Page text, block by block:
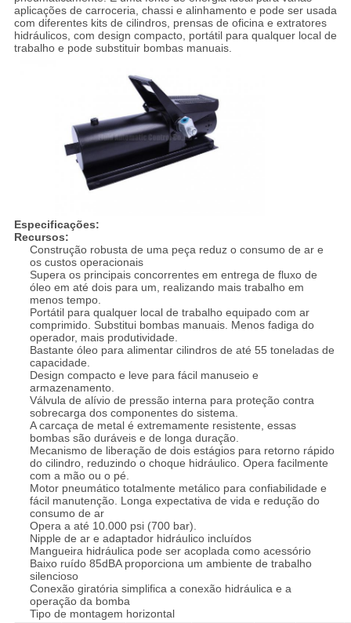
aplicações de carroceria, chassi e alinhamento e pode ser usada
com diferentes kits de cilindros, prensas de oficina e extratores
hidráulicos, com design compacto, portátil para qualquer local de
trabalho e pode substituir bombas manuais.
Especificações:
Recursos:
Construção robusta de uma peça reduz o consumo de ar e
os custos operacionais
Supera os principais concorrentes em entrega de fluxo de
óleo em até dois para um, realizando mais trabalho em
menos tempo.
Portátil para qualquer local de trabalho equipado com ar
comprimido. Substitui bombas manuais. Menos fadiga do
operador, mais produtividade.
Bastante óleo para alimentar cilindros de até 55 toneladas de
capacidade.
Design compacto e leve para fácil manuseio e
armazenamento.
Válvula de alívio de pressão interna para proteção contra
sobrecarga dos componentes do sistema.
A carcaça de metal é extremamente resistente, essas
bombas são duráveis e de longa duração.
Mecanismo de liberação de dois estágios para retorno rápido
do cilindro, reduzindo o choque hidráulico. Opera facilmente
com a mão ou o pé.
Motor pneumático totalmente metálico para confiabilidade e
fácil manutenção. Longa expectativa de vida e redução do
consumo de ar
Opera a até 10.000 psi (700 bar).
Nipple de ar e adaptador hidráulico incluídos
Mangueira hidráulica pode ser acoplada como acessório
Baixo ruído 85dBA proporciona um ambiente de trabalho
silencioso
Conexão giratória simplifica a conexão hidráulica e a
operação da bomba
Tipo de montagem horizontal